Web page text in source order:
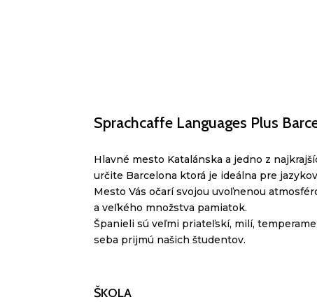
Sprachcaffe Languages Plus
Hlavné mesto Katalánska a jedno z
určite Barcelona ktorá je ideálna pre
Mesto Vás očarí svojou uvoľnenou
a veľkého množstva pamiatok.
Španieli sú veľmi priateľskí, milí,
seba prijmú našich študentov.
ŠKOLA